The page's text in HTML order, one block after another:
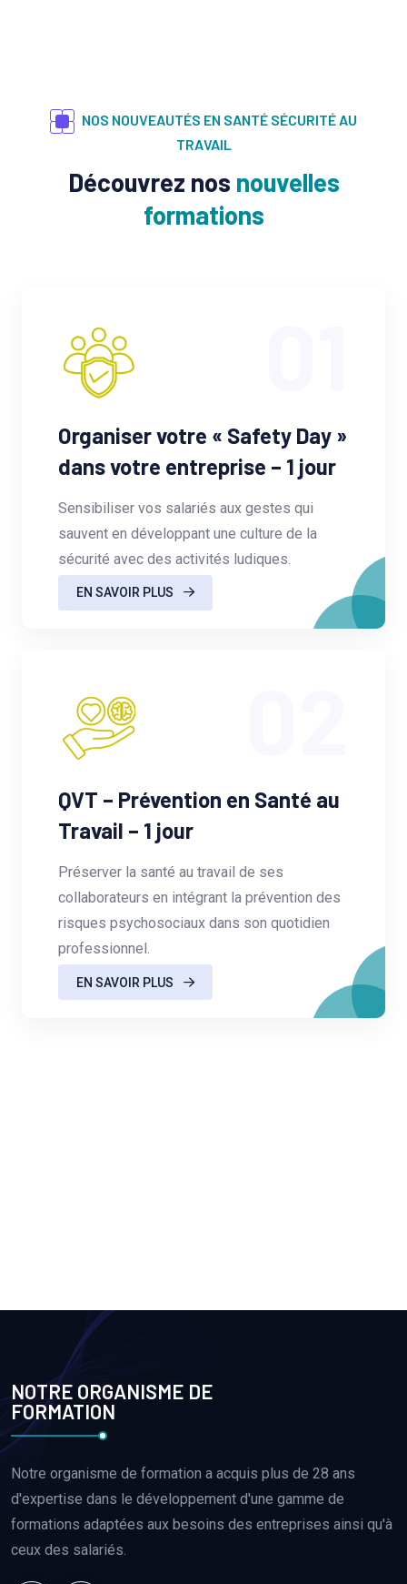
NOS NOUVEAUTÉS EN SANTÉ SÉCURITÉ AU
TRAVAIL
Découvrez nos nouvelles
formations
Organiser votre « Safety Day »
dans votre entreprise – 1 jour
Sensibiliser vos salariés aux gestes qui
sauvent en développant une culture de la
sécurité avec des activités ludiques.
EN SAVOIR PLUS
QVT – Prévention en Santé au
Travail – 1 jour
Préserver la santé au travail de ses
collaborateurs en intégrant la prévention des
risques psychosociaux dans son quotidien
professionnel.
EN SAVOIR PLUS
NOTRE ORGANISME DE
FORMATION
Notre organisme de formation a acquis plus de 28 ans
d'expertise dans le développement d'une gamme de
formations adaptées aux besoins des entreprises ainsi qu'à
ceux des salariés.